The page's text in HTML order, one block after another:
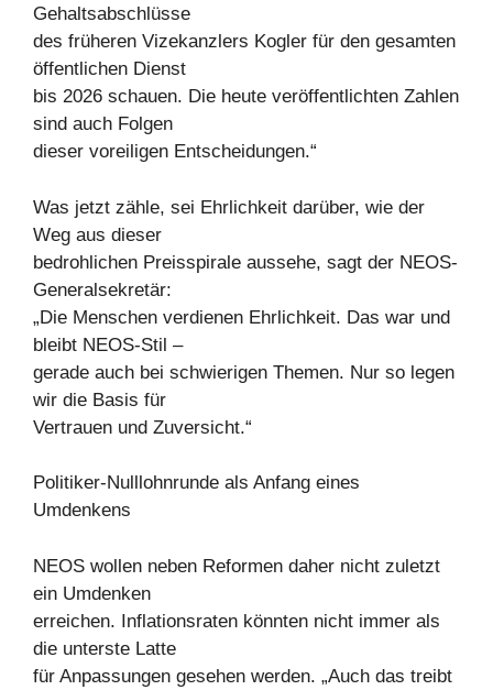
Gehaltsabschlüsse
des früheren Vizekanzlers Kogler für den gesamten
öffentlichen Dienst
bis 2026 schauen. Die heute veröffentlichten Zahlen
sind auch Folgen
dieser voreiligen Entscheidungen.“
Was jetzt zähle, sei Ehrlichkeit darüber, wie der
Weg aus dieser
bedrohlichen Preisspirale aussehe, sagt der NEOS-
Generalsekretär:
„Die Menschen verdienen Ehrlichkeit. Das war und
bleibt NEOS-Stil –
gerade auch bei schwierigen Themen. Nur so legen
wir die Basis für
Vertrauen und Zuversicht.“
Politiker-Nulllohnrunde als Anfang eines
Umdenkens
NEOS wollen neben Reformen daher nicht zuletzt
ein Umdenken
erreichen. Inflationsraten könnten nicht immer als
die unterste Latte
für Anpassungen gesehen werden. „Auch das treibt